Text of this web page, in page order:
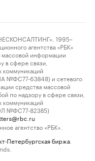
1995–
агентства «РБК»
массовой информации
в сфере связи,
коммуникаций
№ФС77-63848) и сетевого
средства массовой
по надзору в сфере связи,
коммуникаций
№ФС77-82385)
агентство «РБК».
Петербургская биржа